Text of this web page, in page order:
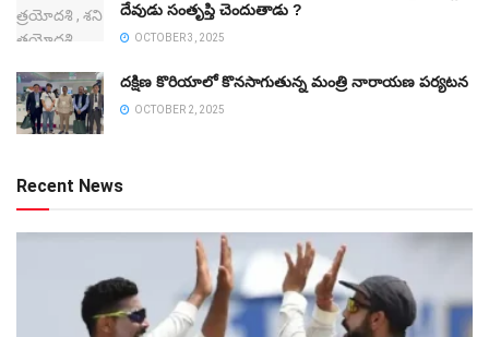
దేవుడు సంతృప్తి చెందుతాడు ?
OCTOBER 3, 2025
దక్షిణ కొరియాలో కొనసాగుతున్న మంత్రి నారాయణ పర్యటన
OCTOBER 2, 2025
Recent News